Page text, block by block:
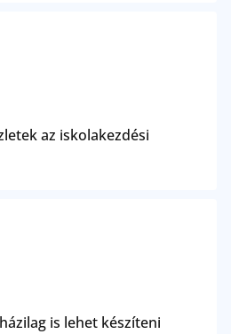
az iskolakezdési
is lehet készíteni